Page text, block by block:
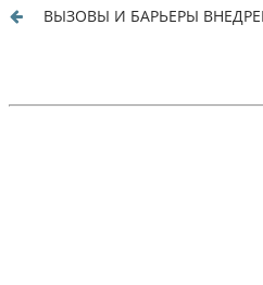
ВЫЗОВЫ И БАРЬЕРЫ